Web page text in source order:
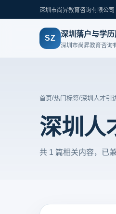
深圳市尚昇教育咨询有限公司
SZ 深圳落户与学
深圳市尚昇教育咨询
首页/热门标签/深圳人才引
深圳人
共 1 篇相关内容，已